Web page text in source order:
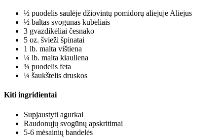
½ puodelis saulėje džiovintų pomidorų aliejuje Aliejus
½ baltas svogūnas kubeliais
3 gvazdikėliai česnako
5 oz. švieži špinatai
1 lb. malta vištiena
¼ lb. malta kiauliena
¾ puodelis feta
¼ šaukštelis druskos
Kiti ingridientai
Supjaustyti agurkai
Raudonųjų svogūnų apskritimai
5-6 mėsainių bandelės